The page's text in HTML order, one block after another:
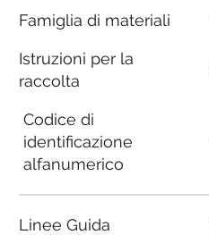
Famiglia di materiali
Istruzioni per la
raccolta
Codice di
identificazione
alfanumerico
Linee Guida